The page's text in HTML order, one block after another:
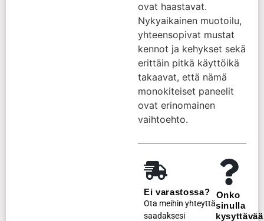
ovat haastavat.
Nykyaikainen muotoilu,
yhteensopivat mustat
kennot ja kehykset sekä
erittäin pitkä käyttöikä
takaavat, että nämä
monokiteiset paneelit
ovat erinomainen
vaihtoehto.
Ei varastossa?
Ota meihin yhteyttä
saadaksesi
Onko
sinulla
kysyttävää